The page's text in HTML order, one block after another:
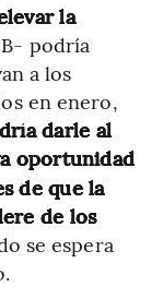
la
podría
a los
en enero,
darle al
oportunidad
de que la
de los
se espera